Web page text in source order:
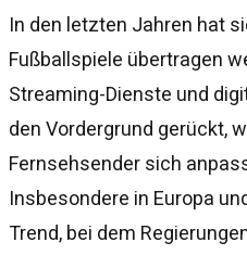
In den letzten Jahren hat
Fußballspiele übertragen
Streaming-Dienste und
den Vordergrund gerückt,
Fernsehsender sich
Insbesondere in Europa
Trend, bei dem